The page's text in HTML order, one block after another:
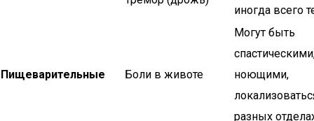
иногда всего
Пищеварительные Боли в животе
Могут быть
ноющими,
разных